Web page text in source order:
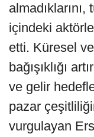
almadıklarını,
içindeki
etti. Küresel
bağışıklığı
ve gelir
pazar
vurgulayan